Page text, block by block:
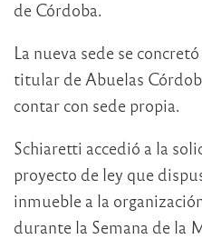
de Córdoba.
La nueva sede se
titular de Abuelas
contar con sede propia.
Schiaretti accedió a la
proyecto de ley que
inmueble a la
durante la Semana de la